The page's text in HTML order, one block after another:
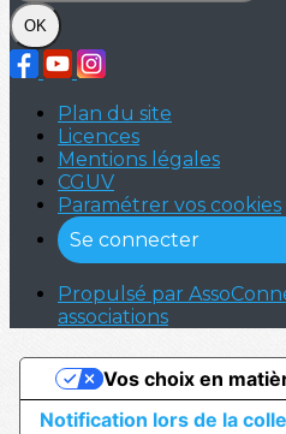
OK
Plan du site
Licences
Mentions légales
CGUV
Paramétrer vos cookies
Se connecter
Propulsé par
associations
Notification lors de la
Vos choix en